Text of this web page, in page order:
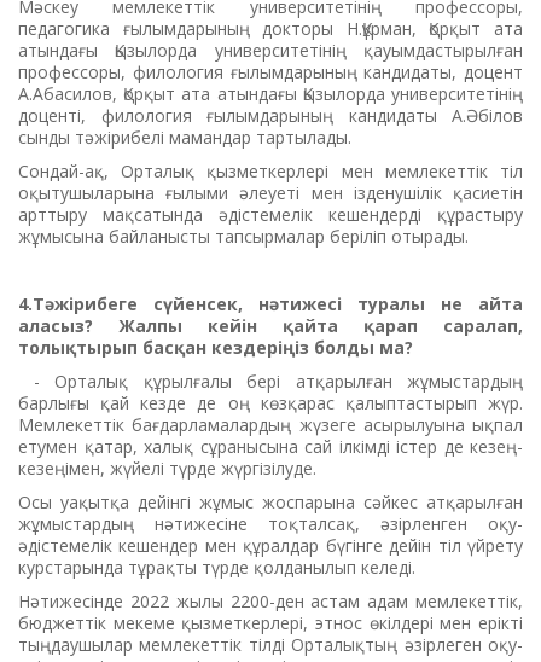
Мәскеу мемлекеттік университетінің профессоры,
педагогика ғылымдарының докторы Н.Құрман, Қорқыт ата
атындағы Қызылорда университетінің қауымдастырылған
профессоры, филология ғылымдарының кандидаты, доцент
А.Абасилов, Қорқыт ата атындағы Қызылорда университетінің
доценті, филология ғылымдарының кандидаты А.Әбілов
сынды тәжірибелі мамандар тартылады.
Сондай-ақ, Орталық қызметкерлері мен мемлекеттік тіл
оқытушыларына ғылыми әлеуеті мен ізденушілік қасиетін
арттыру мақсатында әдістемелік кешендерді құрастыру
жұмысына байланысты тапсырмалар беріліп отырады.
4.Тәжірибеге сүйенсек, нәтижесі туралы не айта
аласыз? Жалпы кейін қайта қарап саралап,
толықтырып басқан кездеріңіз болды ма?
- Орталық құрылғалы бері атқарылған жұмыстардың
барлығы қай кезде де оң көзқарас қалыптастырып жүр.
Мемлекеттік бағдарламалардың жүзеге асырылуына ықпал
етумен қатар, халық сұранысына сай ілкімді істер де кезең-
кезеңімен, жүйелі түрде жүргізілуде.
Осы уақытқа дейінгі жұмыс жоспарына сәйкес атқарылған
жұмыстардың нәтижесіне тоқталсақ, әзірленген оқу-
әдістемелік кешендер мен құралдар бүгінге дейін тіл үйрету
курстарында тұрақты түрде қолданылып келеді.
Нәтижесінде 2022 жылы 2200-ден астам адам мемлекеттік,
бюджеттік мекеме қызметкерлері, этнос өкілдері мен ерікті
тыңдаушылар мемлекеттік тілді Орталықтың әзірлеген оқу-